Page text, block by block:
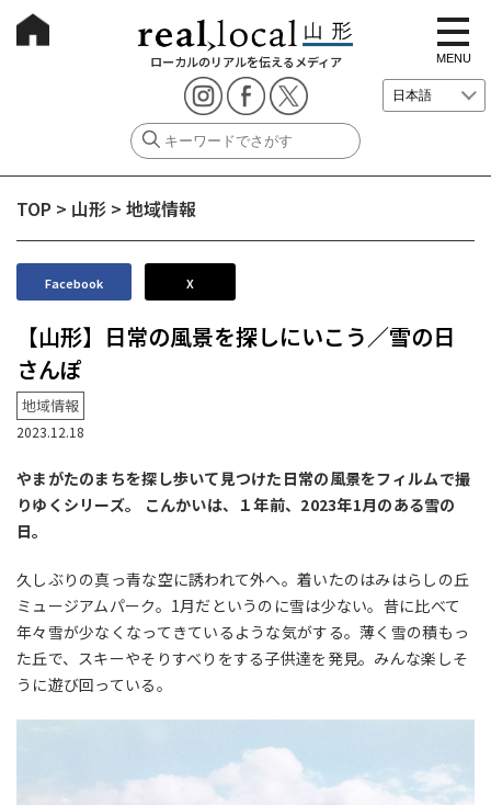
ローカルのリアルを伝えるメディア
t
o
g
g
e
i
i
MENU
TOP > 山形 > 地域情報
Facebook X
【山形】日常の風景を探しにいこう／雪の日
さんぽ
地域情報
2023.12.18
やまがたのまちを探し歩いて見つけた日常の風景をフィルムで撮
りゆくシリーズ。 こんかいは、１年前、2023年1月のある雪の
日。
久しぶりの真っ青な空に誘われて外へ。着いたのはみはらしの丘
ミュージアムパーク。1月だというのに雪は少ない。昔に比べて
年々雪が少なくなってきているような気がする。薄く雪の積もっ
た丘で、スキーやそりすべりをする子供達を発見。みんな楽しそ
うに遊び回っている。